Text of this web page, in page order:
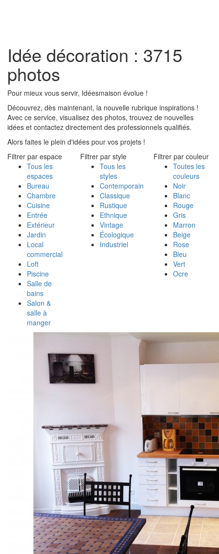
Idée décoration : 3715
photos
Pour mieux vous servir, Idéesmaison évolue !
Découvrez, dès maintenant, la nouvelle rubrique inspirations !
Avec ce service, visualisez des photos, trouvez de nouvelles
idées et contactez directement des professionnels qualifiés.
Alors faites le plein d'idées pour vos projets !
Filtrer par espace
Tous les
espaces
Bureau
Chambre
Cuisine
Entrée
Extérieur
Jardin
Local
commercial
Loft
Piscine
Salle de
bains
Salon &
salle à
manger
Filtrer par style
Tous les
styles
Contemporain
Classique
Rustique
Ethnique
Vintage
Écologique
Industriel
Filtrer par couleur
Toutes les
couleurs
Noir
Blanc
Rouge
Gris
Marron
Beige
Rose
Bleu
Vert
Ocre